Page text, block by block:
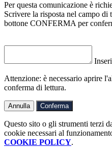
Per questa comunicazione è
Scrivere la risposta nel campo di
bottone CONFERMA per
Attenzione: è necessario aprire
conferma di lettura.
Annulla Conferma
Questo sito o gli strumenti terzi
cookie necessari al
COOKIE POLICY.